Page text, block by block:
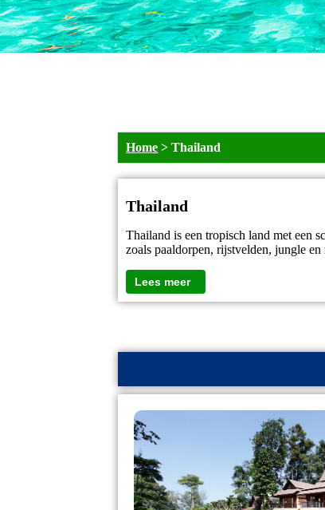
Home >Thailand
Thailand
Thailand is een tropisch land met een
zoals paaldorpen, rijstvelden, jungle
Lees meer